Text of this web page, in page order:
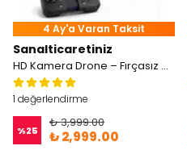
4 Ay'a Varan Taksit
Sanalticaretiniz
HD Kamera Drone – Fırçasız Motorlu, Optik Akış Sabitleme, GPS Destekli, LED Işıklı
1 değerlendirme
%25
₺ 3,999.00
₺ 2,999.00